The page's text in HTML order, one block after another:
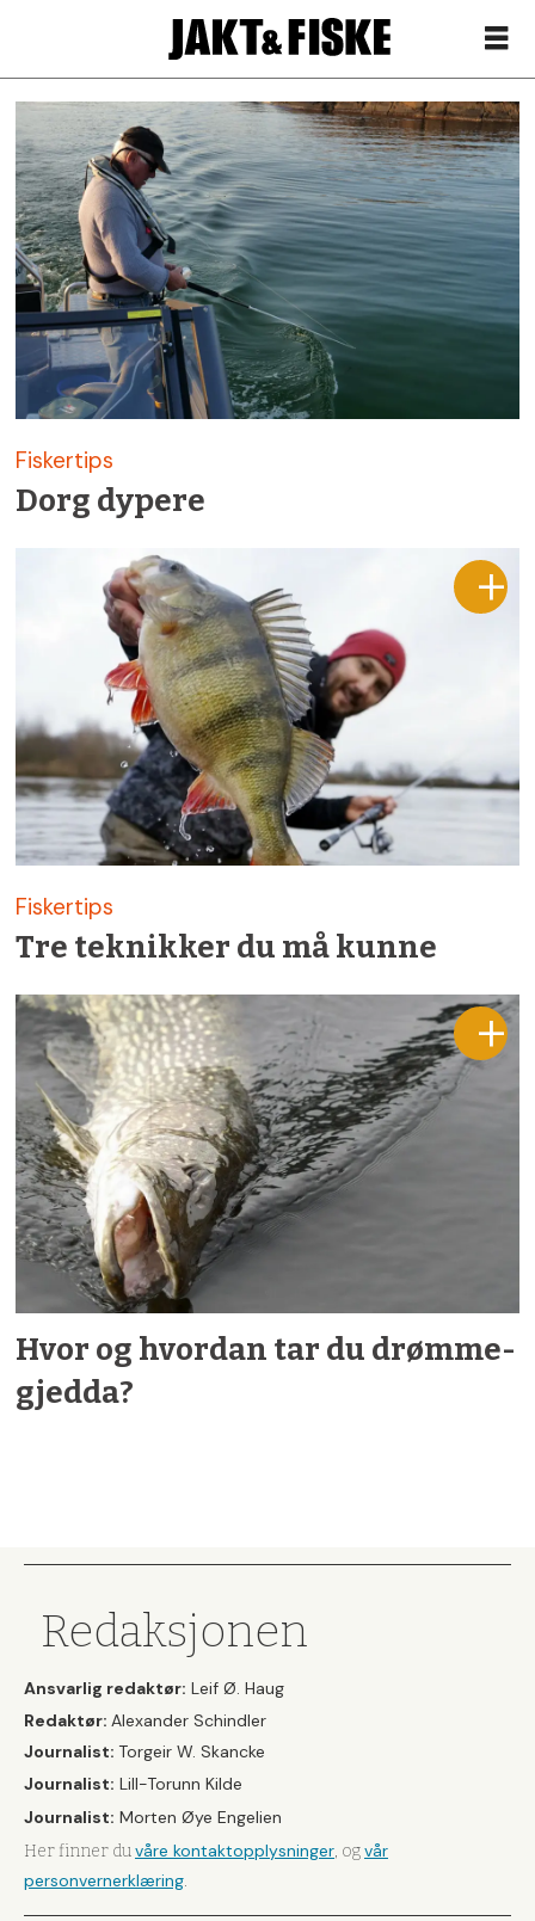
Siste
nytt
om
dorgefiske
–
Jakt
&
Fiske
Fiskertips
Dorg dypere
Fiskertips
Tre teknikker du må kunne
Hvor og hvordan tar du drømme­
gjedda?
Redaksjonen
Ansvarlig redaktør: Leif Ø. Haug
Redaktør: Alexander Schindler
Journalist: Torgeir W. Skancke
Journalist: Lill-Torunn Kilde
Journalist: Morten Øye Engelien
Her finner duvåre kontaktopplysninger, ogvår
personvernerklæring.